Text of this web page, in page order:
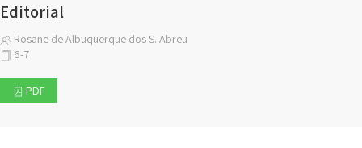
Editorial
Rosane de Albuquerque dos S. Abreu
6-7
PDF